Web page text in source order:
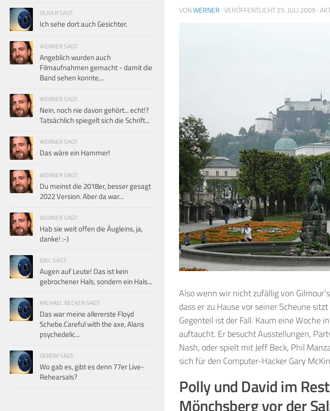
VONWERNER · VERÖFFENTLICHT25. JULI 2009 ·
Also wenn wir nicht zufällig von
dass er zu Hause vor seiner Scheune
Gegenteil ist der Fall. Kaum eine Woche
auftaucht. Er besucht Ausstellungen,
Nash, oder spielt mit Jeff Beck, Phil
sich für den Computer-Hacker Gary
Polly und David im
Mönchsberg vor der
OLIVER SAGT:
Ich sehe dort auch Gesichter.
WERNER SAGT:
Angeblich wurden auch
Filmaufnahmen gemacht - damit die
Band sehen konnte,...
WERNER SAGT:
Nein, noch nie davon gehört... echt!?
Tatsächlich spiegelt sich die Schrift...
WERNER SAGT:
Das wäre ein Hammer!
WERNER SAGT:
Du meinst die 2018er, besser gesagt
2022 Version. Aber da war...
WERNER SAGT:
Hab sie weit offen die Äugleins, ja,
danke! :-)
JOEL SAGT:
Augen auf Leute! Das ist kein
gebrochener Hals, sondern ein Hals...
MICHAEL BECKER SAGT:
Das war meine allererste Floyd
Schebe.Careful with the axe, Alans
psychedelic...
GERDM SAGT:
Wo gab es, gibt es denn 77er Live-
Rehearsals?